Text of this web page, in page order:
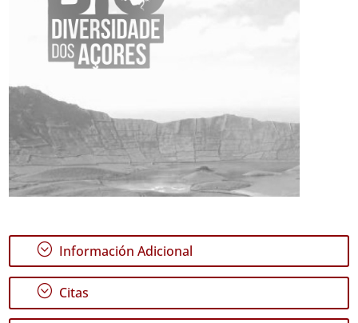
; Información Adicional
; Citas